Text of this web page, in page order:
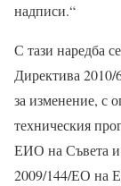
надписи.“
С тази наредба
Директива
за изменение, с
техническия
ЕИО на Съвета
2009/144/ЕО на